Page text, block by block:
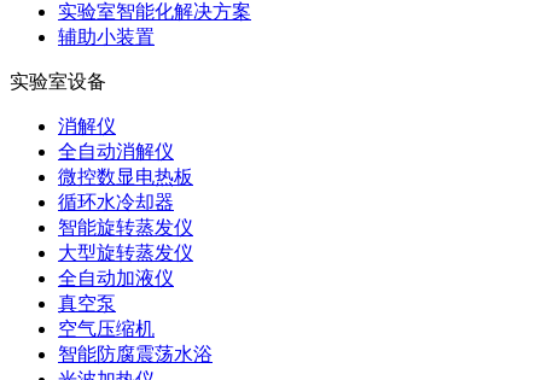
实验室智能化解决方案
辅助小装置
实验室设备
消解仪
全自动消解仪
微控数显电热板
循环水冷却器
智能旋转蒸发仪
大型旋转蒸发仪
全自动加液仪
真空泵
空气压缩机
智能防腐震荡水浴